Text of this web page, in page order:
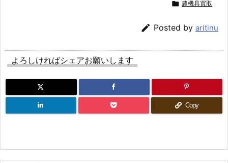
 農機具買取
 Posted by aritinu
よろしければシェアお願いします
Copy